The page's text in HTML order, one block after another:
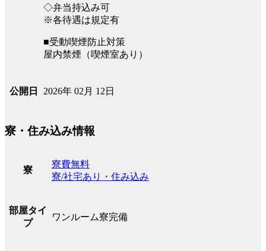
◇弁当持込み可
※各待遇は規定有
■受動喫煙防止対策
屋内禁煙（喫煙室あり）
公開日 2026年 02月 12日
寮・住み込み情報
寮
寮費無料
寮/社宅あり・住み込み
部屋タイ
プ
ワンルーム寮完備